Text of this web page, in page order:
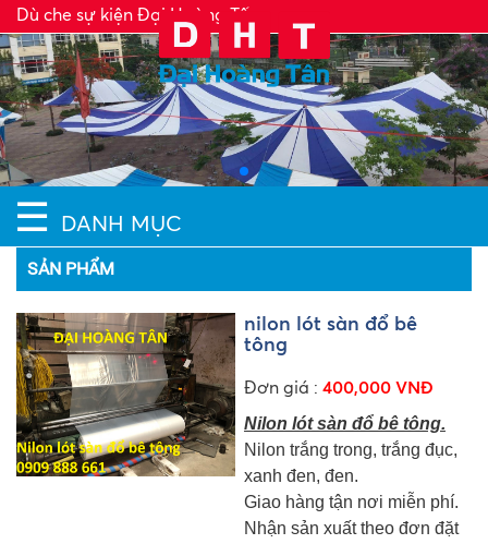
Dù che sự kiện Đại Hoàng Tấn
☰ DANH MỤC
SẢN PHẨM
nilon lót sàn đổ bê
tông
Đơn giá : 400,000 VNĐ
Nilon lót sàn đổ bê tông.
Nilon trắng trong, trắng đục,
xanh đen, đen.
Giao hàng tận nơi miễn phí.
Nhận sản xuất theo đơn đặt